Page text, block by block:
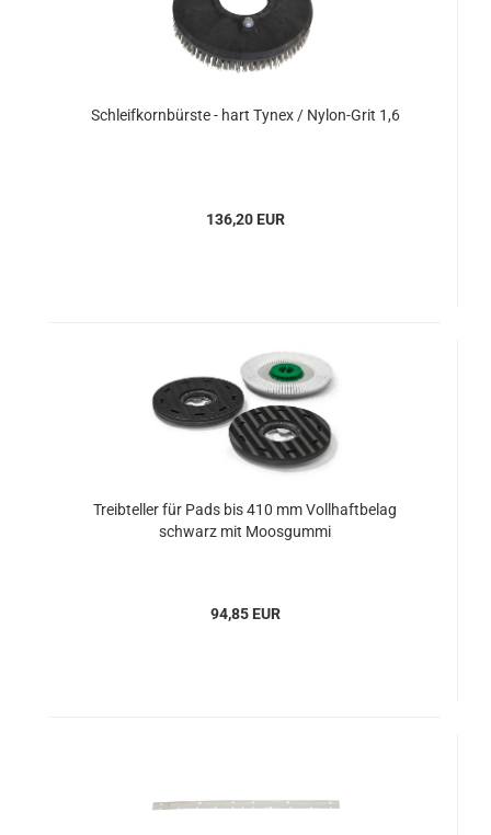
Schleifkornbürste - hart Tynex / Nylon-Grit 1,6
136,20 EUR
Treibteller für Pads bis 410 mm Vollhaftbelag
schwarz mit Moosgummi
94,85 EUR